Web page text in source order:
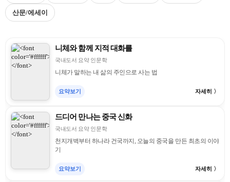
산문/에세이
니체와 함께 지적 대화를
국내도서 요약 인문학
니체가 말하는 내 삶의 주인으로 사는 법
요약보기 자세히 〉
드디어 만나는 중국 신화
국내도서 요약 인문학
천지개벽부터 하나라 건국까지, 오늘의 중국을 만든 최초의 이야
기
요약보기 자세히 〉